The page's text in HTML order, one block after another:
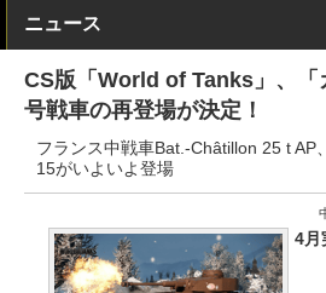
ニュース
CS版「World of Tanks」、「
号戦車の再登場が決定！
フランス中戦車Bat.-Châtillon 25 t AP
15がいよいよ登場
4月